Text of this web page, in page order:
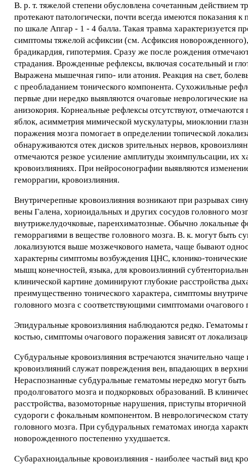
В. р. т. тяжелой степени обусловлена сочетанным действием
протекают патологически, почти всегда имеются показания
по шкале Апгар - 1 - 4 балла. Такая травма
симптомы тяжелой асфиксии (см. Асфиксия
брадикардия, гипотермия. Сразу же после рождения
страдания. Врожденные рефлексы, включая сосательный и
Выражена мышечная гипо- или атония. Реакция на свет,
с преобладанием тонического компонента. Сухожильные
первые дни нередко выявляются очаговые неврологические
анизокория. Корнеальные рефлексы отсутствуют,
яблок, асимметрия мимической мускулатуры, миоклонии
поражения мозга помогает в определении топической
обнаруживаются отек дисков зрительных нервов,
отмечаются резкое усиление амплитуды эхоимпульсации, их
кровоизлияниях. При нейросонографии выявляются
геморрагии, кровоизлияния.
Внутричерепные кровоизлияния возникают при разрывах
вены Галена, хориоидальных и других сосудов головного
внутрижелудочковые, паренхиматозные. Обычно локальные
геморрагиями в веществе головного мозга. В. к. могут быть
локализуются выше мозжечкового намета, чаще бывают
характерны симптомы возбуждения ЦНС, клонико-
мышц конечностей, языка, для кровоизлияний
клинической картине доминируют глубокие расстройства
преимущественно тонического характера, симптомы
головного мозга с соответствующими симптомами очагового
Эпидуральные кровоизлияния наблюдаются редко.
костью, симптомы очагового поражения зависят от
Субдуральные кровоизлияния встречаются значительно
кровоизлияний служат повреждения вен, впадающих в
Нераспознанные субдуральные гематомы нередко могут
продолговатого мозга и подкорковых образований. В
расстройства, вазомоторные нарушения, приступы
судороги с фокальным компонентом. В неврологическом
головного мозга. При субдуральных гематомах иногда
новорожденного постепенно ухудшается.
Субарахноидальные кровоизлияния - наиболее частый вид